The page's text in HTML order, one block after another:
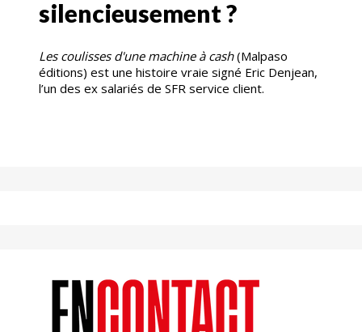
silencieusement ?
Les coulisses d'une machine à cash(Malpaso
éditions) est une histoire vraie signé Eric Denjean,
l’un des ex salariés de SFR service client.